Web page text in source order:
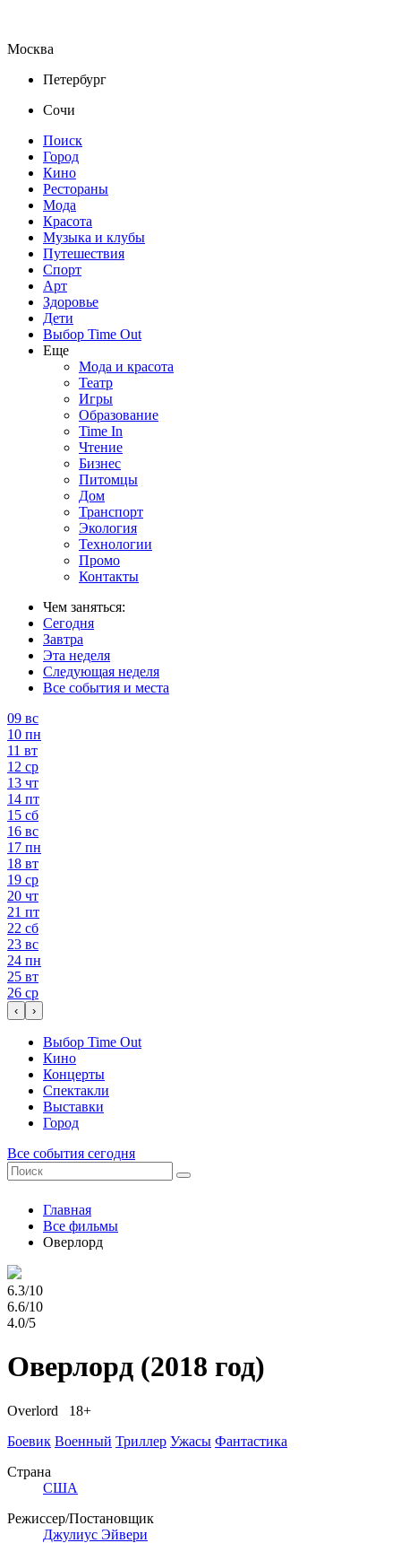
Москва
Петербург
Сочи
Поиск
Город
Кино
Рестораны
Мода
Красота
Музыка и клубы
Путешествия
Спорт
Арт
Здоровье
Дети
Выбор Time Out
Еще
Мода и красота
Театр
Игры
Образование
Time In
Чтение
Бизнес
Питомцы
Дом
Транспорт
Экология
Технологии
Промо
Контакты
Чем заняться:
Сегодня
Завтра
Эта неделя
Следующая неделя
Все события и места
09 вс
10 пн
11 вт
12 ср
13 чт
14 пт
15 сб
16 вс
17 пн
18 вт
19 ср
20 чт
21 пт
22 сб
23 вс
24 пн
25 вт
26 ср
‹ ›
Выбор Time Out
Кино
Концерты
Спектакли
Выставки
Город
Все события сегодня
Главная
Все фильмы
Оверлорд
6.3/10
6.6/10
4.0/5
Оверлорд (2018 год)
Overlord 18+
Боевик Военный Триллер Ужасы Фантастика
Страна
США
Режиссер/Постановщик
Джулиус Эйвери